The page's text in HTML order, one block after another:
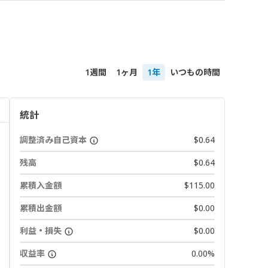
1週間 1ヶ月 1年 いつもの時間
統計
調整済み自己資本
$0.64
残高
$0.64
累積入金額
$115.00
累積出金額
$0.00
利益・損失
$0.00
収益率
0.00%